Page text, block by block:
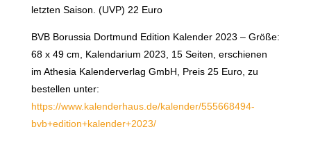
letzten Saison. (UVP) 22 Euro
BVB Borussia Dortmund Edition Kalender 2023 – Größe:
68 x 49 cm, Kalendarium 2023, 15 Seiten, erschienen
im Athesia Kalenderverlag GmbH, Preis 25 Euro, zu
bestellen unter:
https://www.kalenderhaus.de/kalender/555668494-
bvb+edition+kalender+2023/